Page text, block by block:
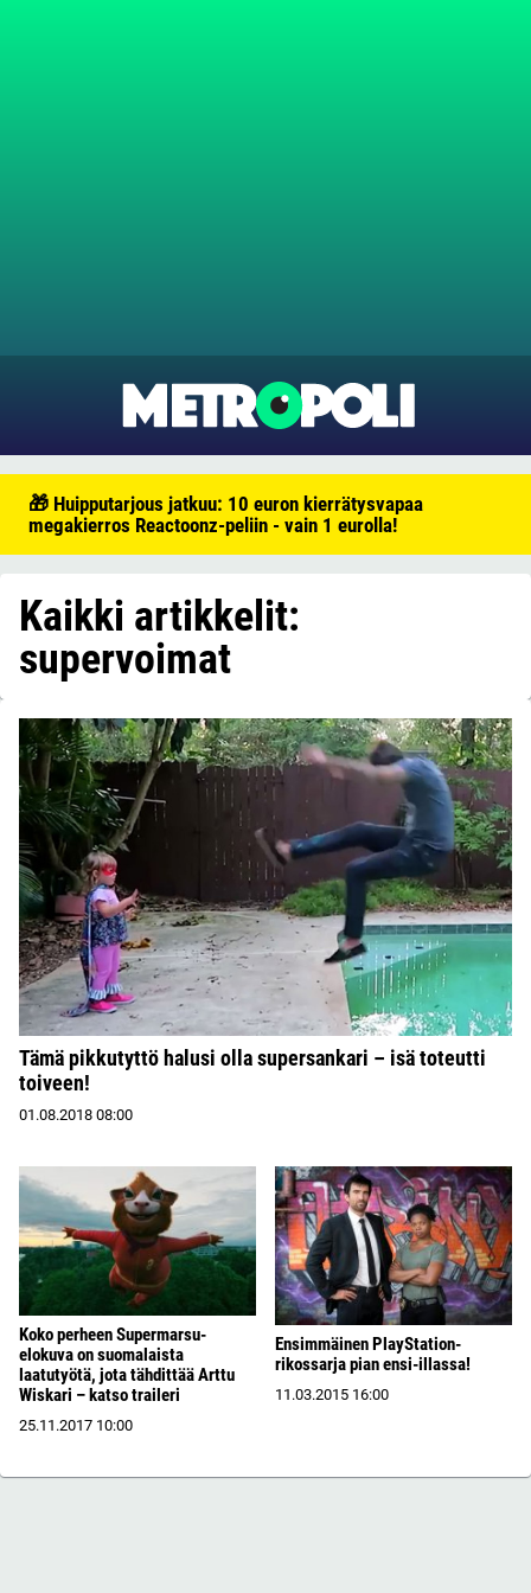
🎁 Huipputarjous jatkuu: 10 euron kierrätysvapaa
megakierros Reactoonz-peliin - vain 1 eurolla!
Kaikki artikkelit:
supervoimat
Tämä pikkutyttö halusi olla supersankari – isä toteutti
toiveen!
01.08.2018 08:00
Koko perheen Supermarsu-
elokuva on suomalaista
laatutyötä, jota tähdittää Arttu
Wiskari – katso traileri
25.11.2017 10:00
Ensimmäinen PlayStation-
rikossarja pian ensi-illassa!
11.03.2015 16:00